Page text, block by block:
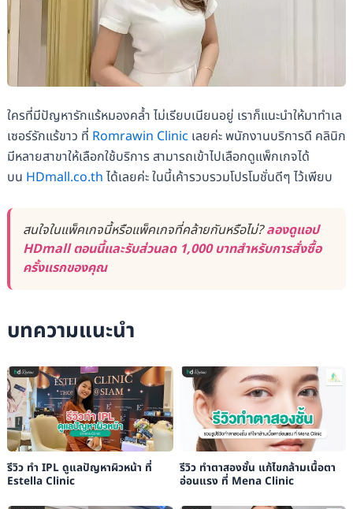
ใครที่มีปัญหารักแร้หมองคล้ำ ไม่เรียบเนียนอยู่ เราก็แนะนำให้มาทำเล
เซอร์รักแร้ขาว ที่ Romrawin Clinic เลยค่ะ พนักงานบริการดี คลินิก
มีหลายสาขาให้เลือกใช้บริการ สามารถเข้าไปเลือกดูแพ็กเกจได้
บน HDmall.co.th ได้เลยค่ะ ในนี้เค้ารวบรวมโปรโมชั่นดีๆ ไว้เพียบ
สนใจในแพ็คเกจนี้หรือแพ็คเกจที่คล้ายกันหรือไม่?ลองดูแอป
HDmall ตอนนี้และรับส่วนลด 1,000 บาทสำหรับการสั่งซื้อ
ครั้งแรกของคุณ
บทความแนะนำ
รีวิว ทำ IPL ดูแลปัญหาผิวหน้า ที่
Estella Clinic
รีวิว ทำตาสองชั้น แก้ไขกล้ามเนื้อตา
อ่อนแรง ที่ Mena Clinic